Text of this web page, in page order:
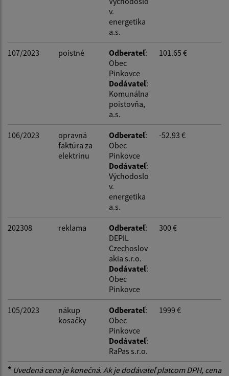
v.
energetika
a.s.
107/2023 poistné Odberateľ:
Obec
Pinkovce
Dodávateľ:
Komunálna
poisťovňa,
a.s.
101.65 €
106/2023
opravná
faktúra za
elektrinu
Odberateľ:
Obec
Pinkovce
Dodávateľ:
Východoslo
v.
energetika
a.s.
-52.93 €
202308 reklama Odberateľ:
DEPIL
Czechoslov
akia s.r.o.
Dodávateľ:
Obec
Pinkovce
300 €
105/2023
nákup
kosačky
Odberateľ:
Obec
Pinkovce
Dodávateľ:
RaPas s.r.o.
1999 €
* Uvedená cena je konečná. Ak je dodávateľ platcom DPH, cena